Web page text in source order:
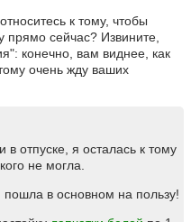
к тому, чтобы
прямо сейчас? Извините,
конечно, вам виднее, как
очень жду ваших
отпуске, я осталась к тому
не могла.
в основном на пользу!